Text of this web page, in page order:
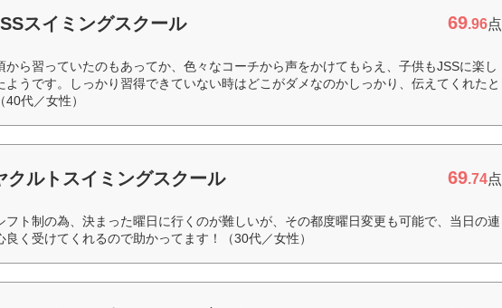
スイミングスクール 69.96点
から習っていたのもあってか、色々なコーチから声をかけてもらえ、子供もJSSに楽し
ようです。しっかり習得できていない時はどこがダメなのかしっかり、伝えてくれたと
40代／女性）
クルトスイミングスクール 69.74点
フト制の為、決まった曜日に行くのが難しいが、その都度曜日変更も可能で、当日の連
良く受けてくれるので助かってます！（30代／女性）